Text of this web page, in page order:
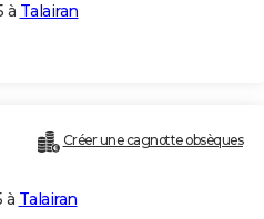
à Talairan
Créer une cagnotte obsèques
à Talairan